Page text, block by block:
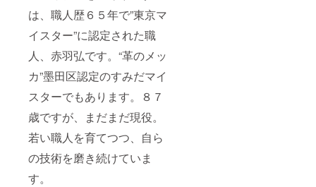
は、職人歴６５年で”東京マ
イスター”に認定された職
人、赤羽弘です。“革のメッ
カ”墨田区認定のすみだマイ
スターでもあります。８７
歳ですが、まだまだ現役。
若い職人を育てつつ、自ら
の技術を磨き続けていま
す。